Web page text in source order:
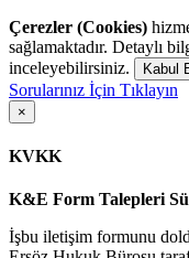
Çerezler (Cookies)
sağlamaktadır. Detaylı
inceleyebilirsiniz.
Kabul
Sorularınız İçin Tıklayın
×
KVKK
K&E Form Talepleri
İşbu iletişim formunu